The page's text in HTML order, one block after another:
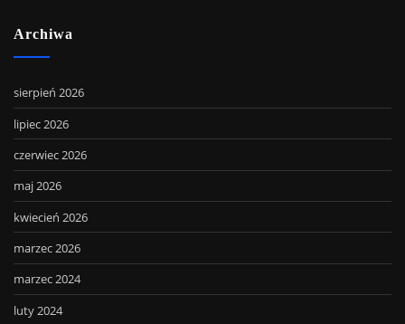
Archiwa
sierpień 2026
lipiec 2026
czerwiec 2026
maj 2026
kwiecień 2026
marzec 2026
marzec 2024
luty 2024